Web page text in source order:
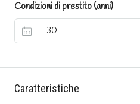
Condizioni di prestito (anni)
Caratteristiche